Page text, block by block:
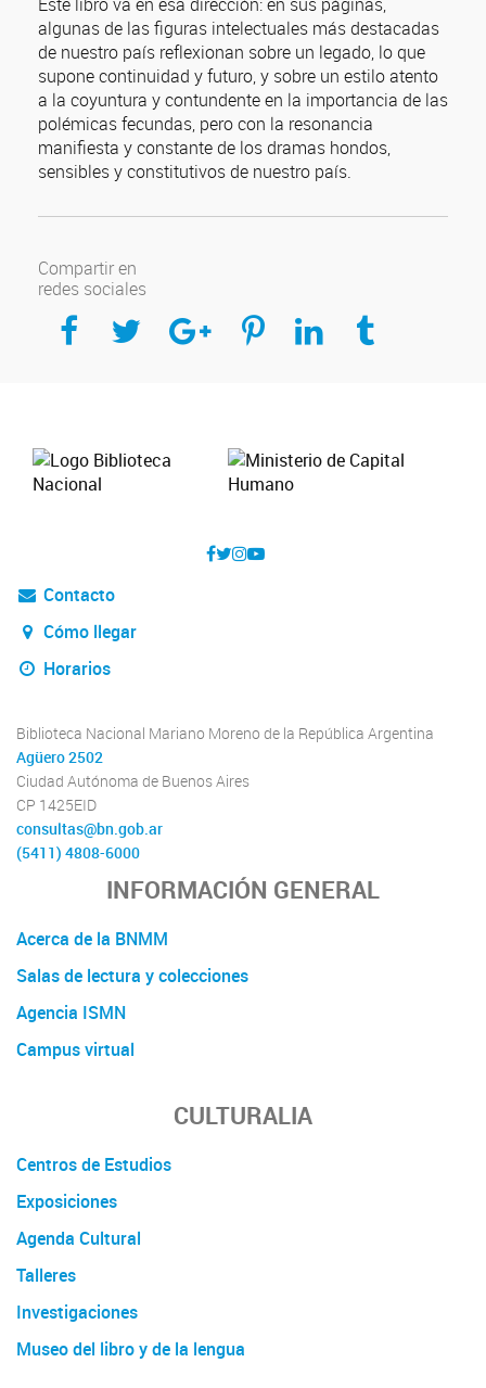
algunas de las figuras intelectuales más destacadas
de nuestro país reflexionan sobre un legado, lo que
supone continuidad y futuro, y sobre un estilo atento
a la coyuntura y contundente en la importancia de las
polémicas fecundas, pero con la resonancia
manifiesta y constante de los dramas hondos,
sensibles y constitutivos de nuestro país.
Compartir en
redes sociales
Compartir en Facebook Compartir en Twitter Compartir en Google Plus Compartir en Pinterest Compartir en Linkedin Compartir en Tumblr
Contacto
Cómo llegar
Horarios
Biblioteca Nacional Mariano Moreno de la República Argentina
Agüero 2502
Ciudad Autónoma de Buenos Aires
CP 1425EID
consultas@bn.gob.ar
(5411) 4808-6000
INFORMACIÓN GENERAL
Acerca de la BNMM
Salas de lectura y colecciones
Agencia ISMN
Campus virtual
CULTURALIA
Centros de Estudios
Exposiciones
Agenda Cultural
Talleres
Investigaciones
Museo del libro y de la lengua